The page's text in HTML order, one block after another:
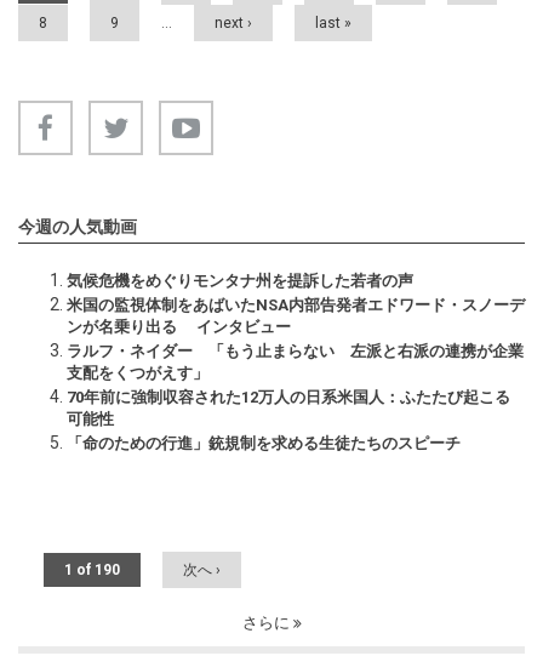
8 9 … next › last »
今週の人気動画
気候危機をめぐりモンタナ州を提訴した若者の声
米国の監視体制をあばいたNSA内部告発者エドワード・スノーデ
ンが名乗り出る インタビュー
ラルフ・ネイダー 「もう止まらない 左派と右派の連携が企業
支配をくつがえす」
70年前に強制収容された12万人の日系米国人：ふたたび起こる
可能性
「命のための行進」銃規制を求める生徒たちのスピーチ
1 of 190 次へ ›
さらに